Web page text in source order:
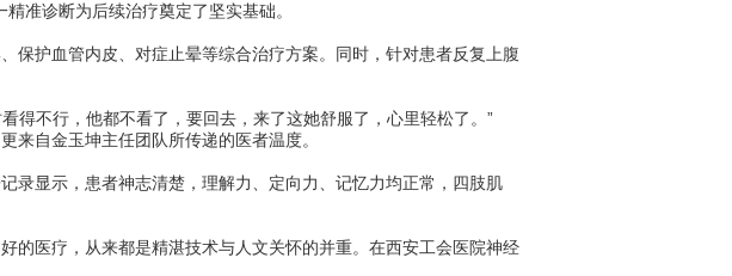
准诊断为后续治疗奠定了坚实基础。
护血管内皮、对症止晕等综合治疗方案。同时，针对患者反复上腹
不行，他都不看了，要回去，来了这她舒服了，心里轻松了。”
自金玉坤主任团队所传递的医者温度。
显示，患者神志清楚，理解力、定向力、记忆力均正常，四肢肌
医疗，从来都是精湛技术与人文关怀的并重。在西安工会医院神经